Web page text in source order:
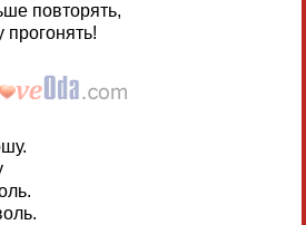
повторять,